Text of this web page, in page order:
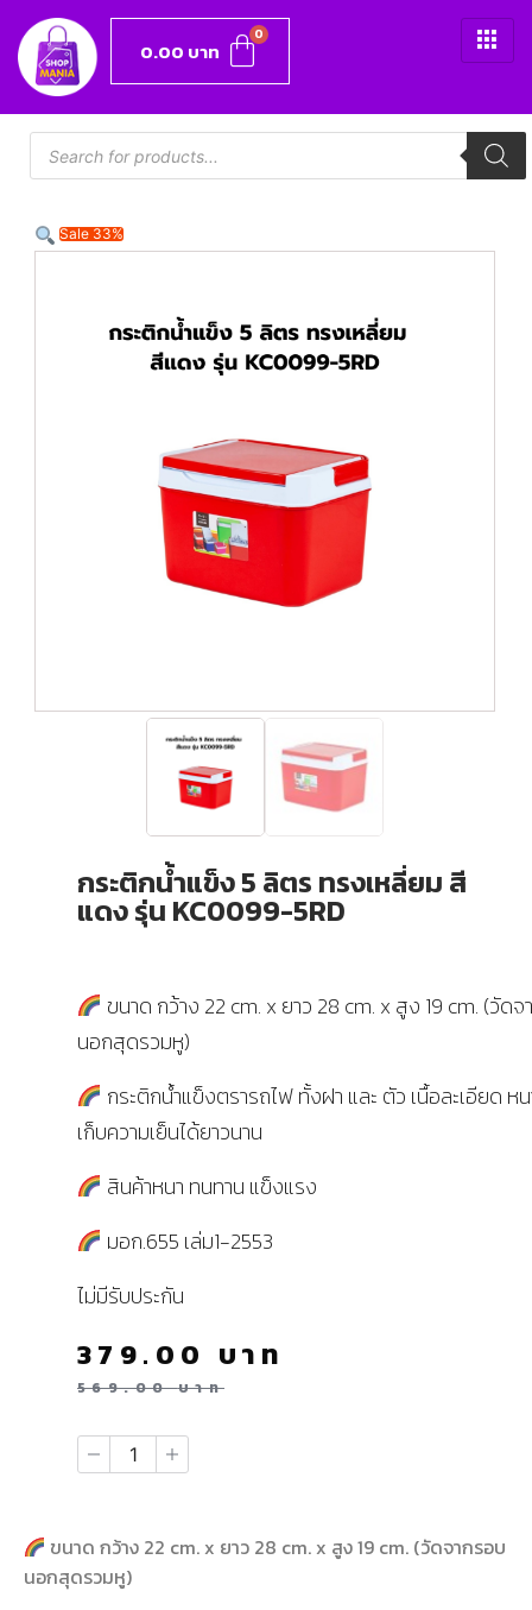
0.00 บาท
Sale 33%
กระติกน้ำแข็ง 5 ลิตร ทรงเหลี่ยม สี
แดง รุ่น KC0099-5RD
ขนาด กว้าง 22 cm. x ยาว 28 cm. x สูง 19 cm. (วัดจ
นอกสุดรวมหู)
กระติกน้ำแข็งตรารถไฟ ทั้งฝา และ ตัว เนื้อละเอียด ห
เก็บความเย็นได้ยาวนาน
สินค้าหนา ทนทาน แข็งแรง
มอก.655 เล่ม1-2553
ไม่มีรับประกัน
569.00บาท
379.00 บาท
ขนาด กว้าง 22 cm. x ยาว 28 cm. x สูง 19 cm. (วัดจากรอบ
นอกสุดรวมหู)